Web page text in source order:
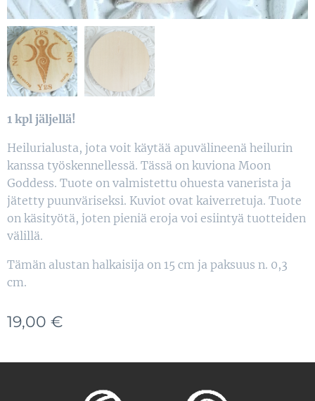
1 kpl jäljellä!
Heilurialusta, jota voit käytää apuvälineenä heilurin
kanssa työskennellessä. Tässä on kuviona Moon
Goddess. Tuote on valmistettu ohuesta vanerista ja
jätetty puunväriseksi. Kuviot ovat kaiverretuja. Tuote
on käsityötä, joten pieniä eroja voi esiintyä tuotteiden
välillä.
Tämän alustan halkaisija on 15 cm ja paksuus n. 0,3
cm.
19,00 €